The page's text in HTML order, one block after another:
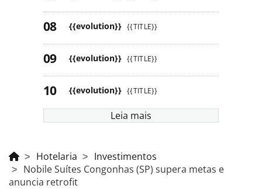
{{evolution}} {{TITLE}}
{{evolution}} {{TITLE}}
{{evolution}} {{TITLE}}
Leia mais
Hotelaria
Investimentos
Nobile Suítes Congonhas (SP) supera metas e
anuncia retrofit